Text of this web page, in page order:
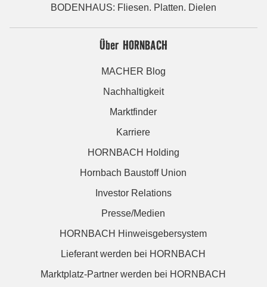
BODENHAUS: Fliesen. Platten. Dielen
Über HORNBACH
MACHER Blog
Nachhaltigkeit
Marktfinder
Karriere
HORNBACH Holding
Hornbach Baustoff Union
Investor Relations
Presse/Medien
HORNBACH Hinweisgebersystem
Lieferant werden bei HORNBACH
Marktplatz-Partner werden bei HORNBACH